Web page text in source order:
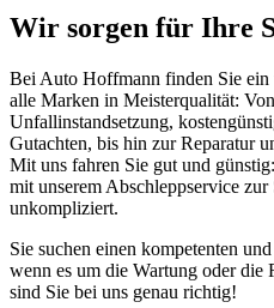
Wir sorgen für Ihre
Bei Auto Hoffmann finden Sie ein
alle Marken in Meisterqualität:
Unfallinstandsetzung,
Gutachten, bis hin zur Reparatur
Mit uns fahren Sie gut und
mit unserem Abschleppservice
unkompliziert.
Sie suchen einen kompetenten
wenn es um die Wartung oder die
sind Sie bei uns genau richtig!